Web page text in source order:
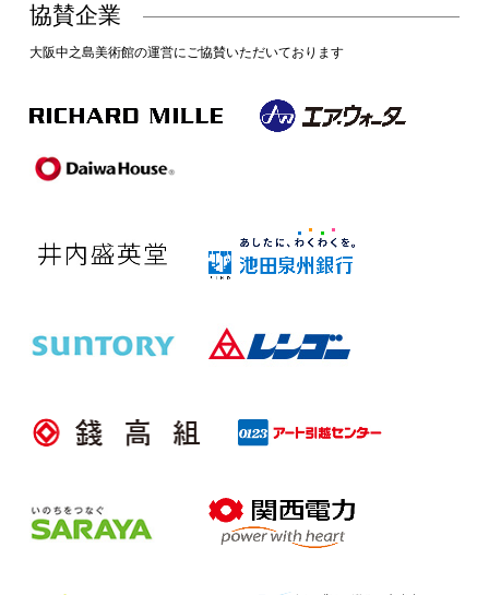
協賛企業
大阪中之島美術館の運営にご協賛いただいております